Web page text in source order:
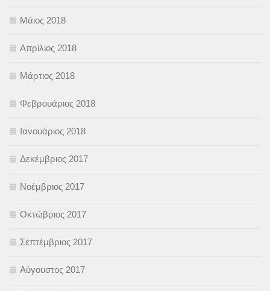
Μάιος 2018
Απρίλιος 2018
Μάρτιος 2018
Φεβρουάριος 2018
Ιανουάριος 2018
Δεκέμβριος 2017
Νοέμβριος 2017
Οκτώβριος 2017
Σεπτέμβριος 2017
Αύγουστος 2017